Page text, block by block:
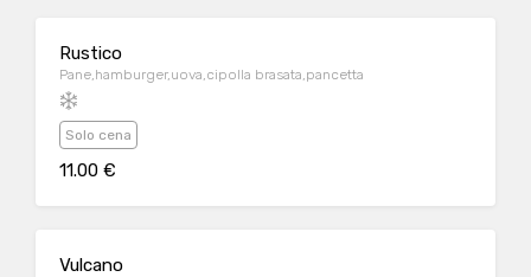
Rustico
Pane,hamburger,uova,cipolla brasata,pancetta
Solo cena
11.00 €
Vulcano